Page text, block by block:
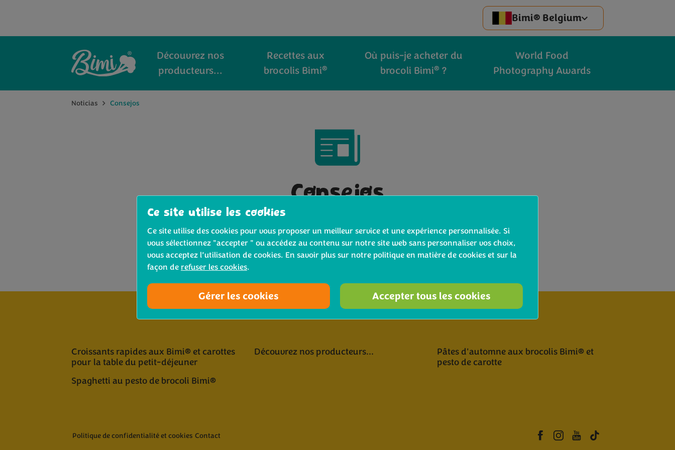
Bimi® Belgium
Découvrez nos
producteurs...
Recettes aux
brocolis Bimi®
Où puis-je acheter du
brocoli Bimi® ?
World Food
Photography Awards
Noticias Consejos
Consejos
Ce site utilise les cookies
Ce site utilise des cookies pour vous proposer un meilleur service et une expérience personnalisée. Si
vous sélectionnez "accepter " ou accédez au contenu sur notre site web sans personnaliser vos choix,
vous acceptez l’utilisation de cookies. En savoir plus sur notre politique en matière de cookies et sur la
façon de refuser les cookies.
Gérer les cookies Accepter tous les cookies
Croissants rapides aux Bimi® et carottes
pour la table du petit-déjeuner
Spaghetti au pesto de brocoli Bimi®
Découvrez nos producteurs...
Pâtes d'automne aux brocolis Bimi® et
pesto de carotte
Politique de confidentialité et cookies Contact